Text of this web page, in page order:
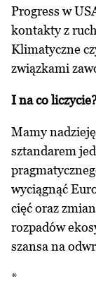
Progress w
kontakty z
Klimatyczne
związkami
I na co
Mamy
sztandarem
wyciągnąć
cięć oraz
rozpadów
szansa na
*